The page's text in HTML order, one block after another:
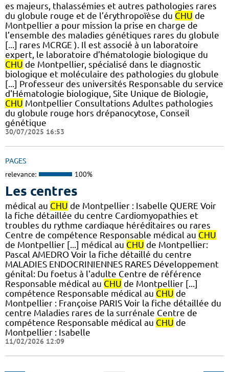
es majeurs, thalassémies et autres pathologies rares
du globule rouge et de l’érythropoïèse du CHU de
Montpellier a pour mission la prise en charge de
l’ensemble des maladies génétiques rares du globule
[...] rares MCRGE ). Il est associé à un laboratoire
expert, le laboratoire d’hématologie biologique du
CHU de Montpellier, spécialisé dans le diagnostic
biologique et moléculaire des pathologies du globule
[...] Professeur des universités Responsable du service
d'Hématologie biologique, Site Unique de Biologie,
CHU Montpellier Consultations Adultes pathologies
du globule rouge hors drépanocytose, Conseil
génétique
30/07/2025 16:53
PAGES
relevance: 100%
Les centres
médical au CHU de Montpellier : Isabelle QUERE Voir
la fiche détaillée du centre Cardiomyopathies et
troubles du rythme cardiaque héréditaires ou rares
Centre de compétence Responsable médical au CHU
de Montpellier [...] médical au CHU de Montpellier:
Pascal AMEDRO Voir la fiche détaillé du centre
MALADIES ENDOCRINIENNES RARES Développement
génital: Du foetus à l'adulte Centre de référence
Responsable médical au CHU de Montpellier [...]
compétence Responsable médical au CHU de
Montpellier : Françoise PARIS Voir la fiche détaillée du
centre Maladies rares de la surrénale Centre de
compétence Responsable médical au CHU de
Montpellier : Isabelle
11/02/2026 12:09